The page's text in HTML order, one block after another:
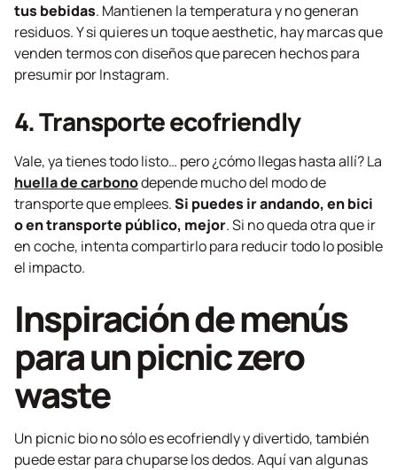
tus bebidas. Mantienen la temperatura y no generan
residuos. Y si quieres un toqueaesthetic, hay marcas que
venden termos con diseños que parecen hechos para
presumir por Instagram.
4. Transporteecofriendly
Vale, ya tienes todo listo… pero ¿cómo llegas hasta allí? La
huella de carbonodepende mucho del modo de
transporte que emplees.Si puedes ir andando, en bici
o en transporte público, mejor. Si no queda otra que ir
en coche, intenta compartirlo para reducir todo lo posible
el impacto.
Inspiración de menús
para un picniczero
waste
Un picnic bio no sólo esecofriendlyy divertido, también
puede estar para chuparse los dedos. Aquí van algunas